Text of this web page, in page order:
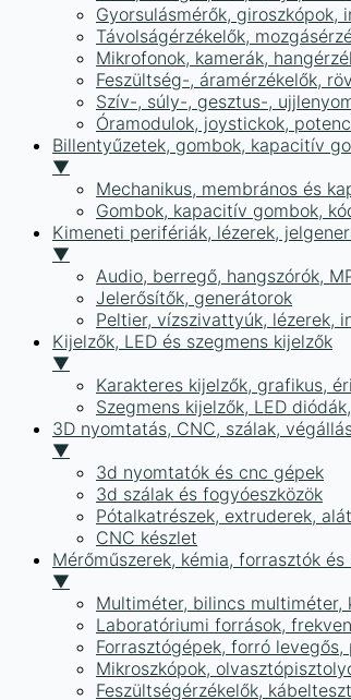
Gyorsulásmérők, giroszkópok,
Távolságérzékelők,
Mikrofonok, kamerák,
Feszültség-, áramérzékelők,
Szív-, súly-, gesztus-,
Óramodulok, joystickok,
Billentyűzetek, gombok, kapacitív
▼
Mechanikus, membrános és
Gombok, kapacitív gombok,
Kimeneti perifériák, lézerek,
▼
Audio, berregő, hangszórók,
Jelerősítők, generátorok
Peltier, vízszivattyúk, lézerek,
Kijelzők, LED és szegmens kijelzők
▼
Karakteres kijelzők, grafikus,
Szegmens kijelzők, LED
3D nyomtatás, CNC, szálak,
▼
3d nyomtatók és cnc gépek
3d szálak és fogyóeszközök
Pótalkatrészek, extruderek,
CNC készlet
Mérőműszerek, kémia, forrasztók és
▼
Multiméter, bilincs
Laboratóriumi források,
Forrasztógépek, forró
Mikroszkópok,
Feszültségérzékelők,